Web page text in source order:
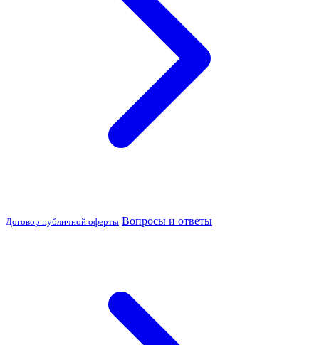
Договор публичной оферты Вопросы и ответы